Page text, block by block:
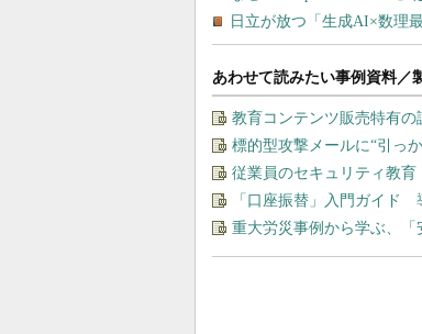
あわせて読みたい事例資料／
教育コンテンツ販売特有
標的型攻撃メールに“引っ
従業員のセキュリティ教育
「口座振替」入門ガイド
重大労災事例から学ぶ、